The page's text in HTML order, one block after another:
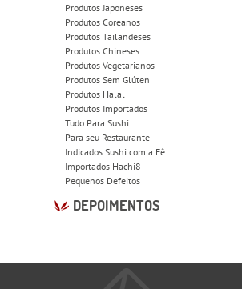
Produtos Japoneses
Produtos Coreanos
Produtos Tailandeses
Produtos Chineses
Produtos Vegetarianos
Produtos Sem Glúten
Produtos Halal
Produtos Importados
Tudo Para Sushi
Para seu Restaurante
Indicados Sushi com a Fê
Importados Hachi8
Pequenos Defeitos
DEPOIMENTOS